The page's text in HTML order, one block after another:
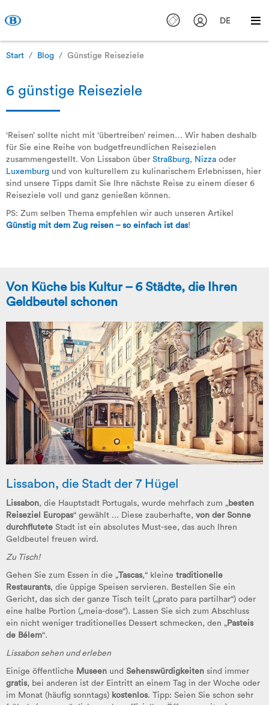
DE
Start Blog Günstige Reiseziele
6 günstige Reiseziele
‘Reisen’ sollte nicht mit ‘übertreiben’ reimen… Wir haben deshalb
für Sie eine Reihe von budgetfreundlichen Reisezielen
zusammengestellt. Von Lissabon über Straßburg, Nizza oder
Luxemburg und von kulturellem zu kulinarischem Erlebnissen, hier
sind unsere Tipps damit Sie Ihre nächste Reise zu einem dieser 6
Reiseziele voll und ganz genießen können.
PS: Zum selben Thema empfehlen wir auch unseren Artikel
Günstig mit dem Zug reisen – so einfach ist das!
Von Küche bis Kultur – 6 Städte, die Ihren
Geldbeutel schonen
Lissabon, die Stadt der 7 Hügel
Lissabon, die Hauptstadt Portugals, wurde mehrfach zum „ besten
Reiseziel Europas“ gewählt ... Diese zauberhafte, von der Sonne
durchflutete Stadt ist ein absolutes Must-see, das auch Ihren
Geldbeutel freuen wird.
Zu Tisch!
Gehen Sie zum Essen in die „Tascas,“ kleine traditionelle
Restaurants, die üppige Speisen servieren. Bestellen Sie ein
Gericht, das sich der ganze Tisch teilt („prato para partilhar“) oder
eine halbe Portion („meia-dose“). Lassen Sie sich zum Abschluss
ein nicht weniger traditionelles Dessert schmecken, den „ Pasteis
de Bélem“.
Lissabon sehen und erleben
Einige öffentliche Museen und Sehenswürdigkeiten sind immer
gratis, bei anderen ist der Eintritt an einem Tag in der Woche oder
im Monat (häufig sonntags) kostenlos. Tipp: Seien Sie schon sehr